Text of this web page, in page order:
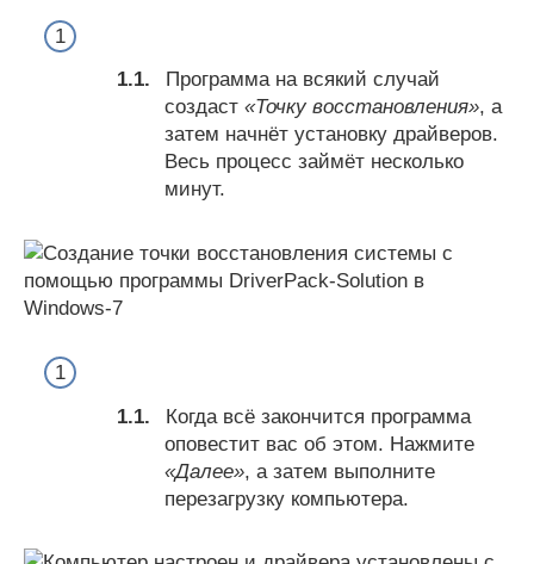
Программа на всякий случай
создаст «Точку восстановления», а
затем начнёт установку драйверов.
Весь процесс займёт несколько
минут.
Когда всё закончится программа
оповестит вас об этом. Нажмите
«Далее», а затем выполните
перезагрузку компьютера.